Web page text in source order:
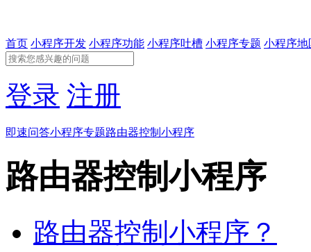
首页 小程序开发 小程序功能 小程序吐槽 小程序专题 小程序地
登录 注册
即速问答小程序专题路由器控制小程序
路由器控制小程序
路由器控制小程序？